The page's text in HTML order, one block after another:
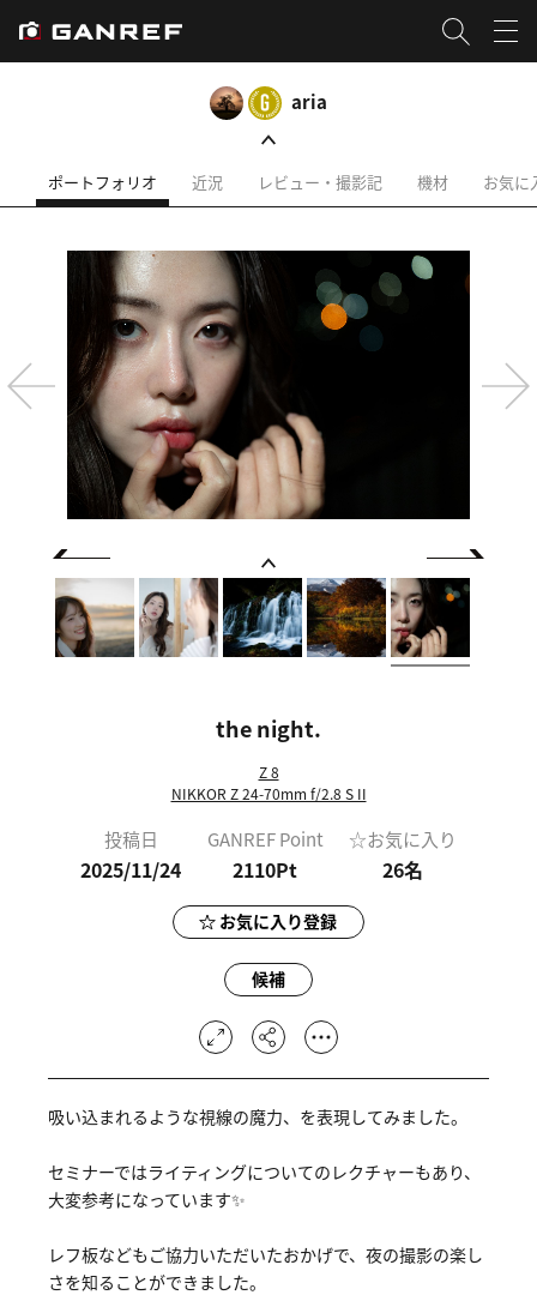
aria
ポートフォリオ 近況 レビュー・撮影記 機材 お気に
the night.
Z 8
NIKKOR Z 24-70mm f/2.8 S II
投稿日
2025/11/24
GANREF Point
2110Pt
☆お気に入り
26名
お気に入り登録
候補
吸い込まれるような視線の魔力、を表現してみました。
セミナーではライティングについてのレクチャーもあり、
大変参考になっています✨
レフ板などもご協力いただいたおかげで、夜の撮影の楽し
さを知ることができました。